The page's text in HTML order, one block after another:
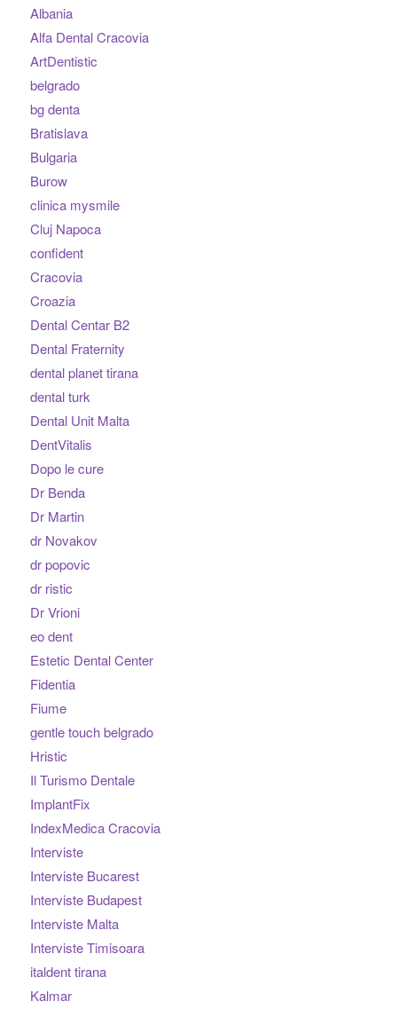
Albania
Alfa Dental Cracovia
ArtDentistic
belgrado
bg denta
Bratislava
Bulgaria
Burow
clinica mysmile
Cluj Napoca
confident
Cracovia
Croazia
Dental Centar B2
Dental Fraternity
dental planet tirana
dental turk
Dental Unit Malta
DentVitalis
Dopo le cure
Dr Benda
Dr Martin
dr Novakov
dr popovic
dr ristic
Dr Vrioni
eo dent
Estetic Dental Center
Fidentia
Fiume
gentle touch belgrado
Hristic
Il Turismo Dentale
ImplantFix
IndexMedica Cracovia
Interviste
Interviste Bucarest
Interviste Budapest
Interviste Malta
Interviste Timisoara
italdent tirana
Kalmar